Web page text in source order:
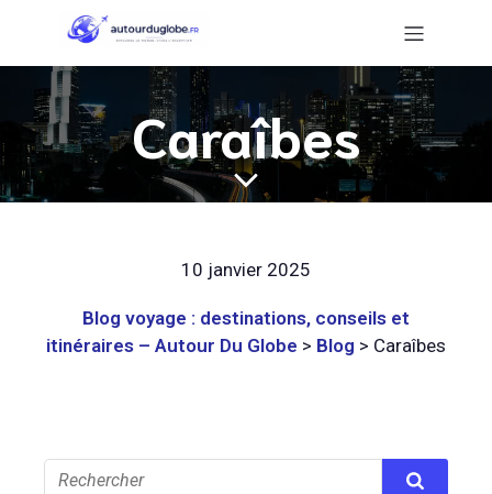
Caraîbes
10 janvier 2025
Blog voyage : destinations, conseils et
itinéraires – Autour Du Globe > Blog > Caraîbes